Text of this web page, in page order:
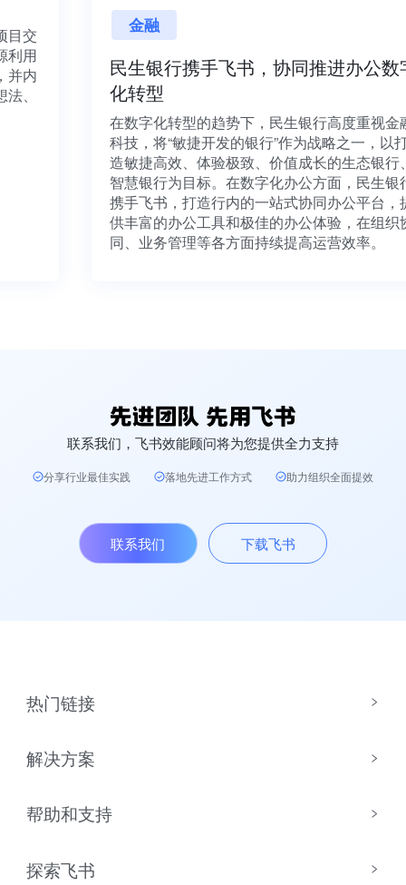
目交
利用
并内
法、
金融
民生银行携手飞书，协同推进办公
化转型
在数字化转型的趋势下，民生银行高度重视
科技，将“敏捷开发的银行”作为战略之一，
造敏捷高效、体验极致、价值成长的生态银
智慧银行为目标。在数字化办公方面，民生
携手飞书，打造行内的一站式协同办公平台
供丰富的办公工具和极佳的办公体验，在组
同、业务管理等各方面持续提高运营效率。
联系我们，飞书效能顾问将为您提供全力支持
分享行业最佳实践 落地先进工作方式 助力组织全面提效
联系我们 下载飞书
热门链接
解决方案
帮助和支持
探索飞书